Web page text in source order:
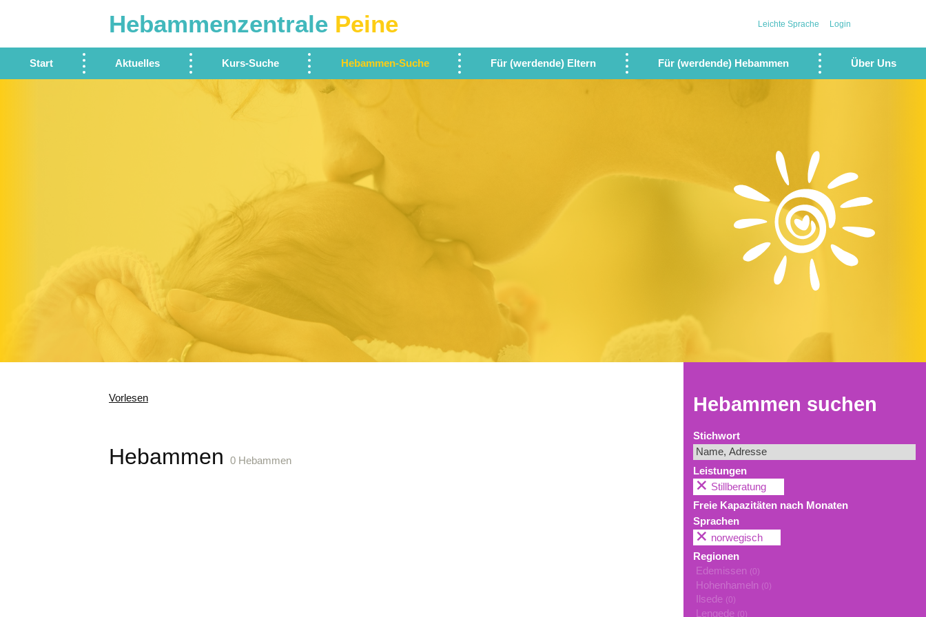
Hebammenzentrale Peine
Start Aktuelles Kurs-Suche Hebammen-Suche Für (werdende) Eltern Für (werdende) Hebammen Über Uns
Leichte Sprache Login
Hebammen suchen
Stichwort
Leistungen
Stillberatung
Freie Kapazitäten nach Monaten
Sprachen
norwegisch
Regionen
Edemissen (0)
Hohenhameln (0)
Ilsede (0)
Lengede (0)
Vorlesen
Hebammen0 Hebammen